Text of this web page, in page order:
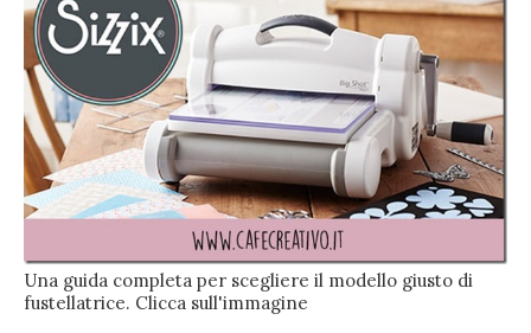
Una guida completa per scegliere il modello giusto di
fustellatrice. Clicca sull'immagine